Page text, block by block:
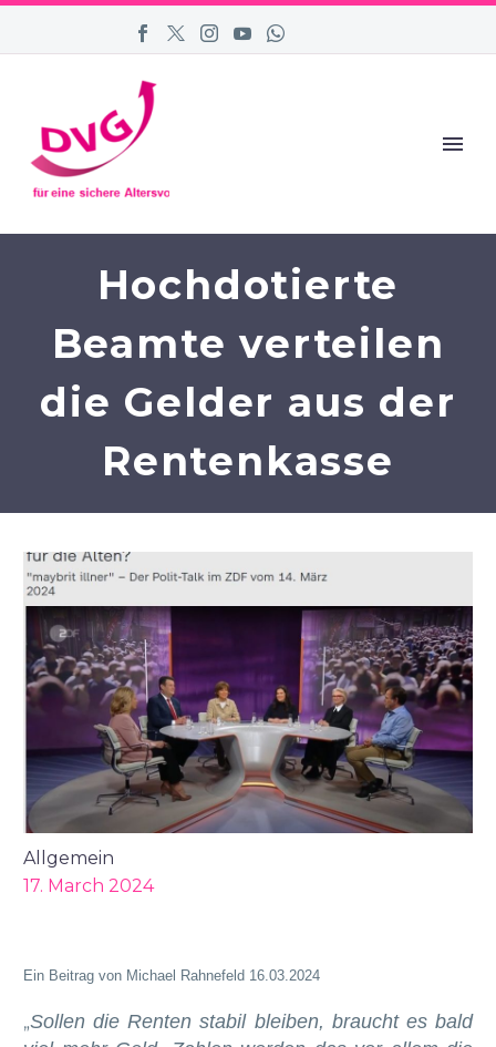
Hochdotierte
Beamte verteilen
die Gelder aus der
Rentenkasse
Allgemein
17. March 2024
Ein Beitrag von Michael Rahnefeld 16.03.2024
„Sollen die Renten stabil bleiben, braucht es bald